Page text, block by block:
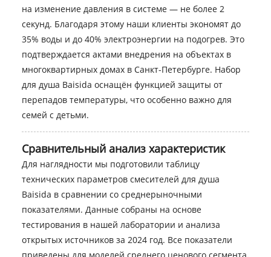
на изменение давления в системе — не более 2
секунд. Благодаря этому наши клиенты экономят до
35% воды и до 40% электроэнергии на подогрев. Это
подтверждается актами внедрения на объектах в
многоквартирных домах в Санкт-Петербурге. Набор
для душа Baisida оснащён функцией защиты от
перепадов температуры, что особенно важно для
семей с детьми.
Сравнительный анализ характеристик
Для наглядности мы подготовили таблицу
технических параметров смесителей для душа
Baisida в сравнении со среднерыночными
показателями. Данные собраны на основе
тестирования в нашей лаборатории и анализа
открытых источников за 2024 год. Все показатели